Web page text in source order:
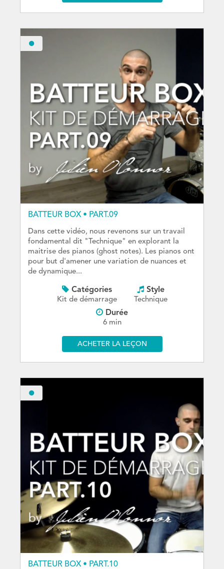
BATTEUR BOX • PART.09
Dans cette vidéo, nous revenons sur un travail
fondamental dit "Technique" en explorant la
maitrise des pianos (ghost notes). Les pianos ont
pour but d'amener une variation de nuances et
de dynamique...
Catégories
Kit de démarrage
Style
Technique
Durée
6 min
ACHETER LA LEÇON
BATTEUR BOX • PART.10